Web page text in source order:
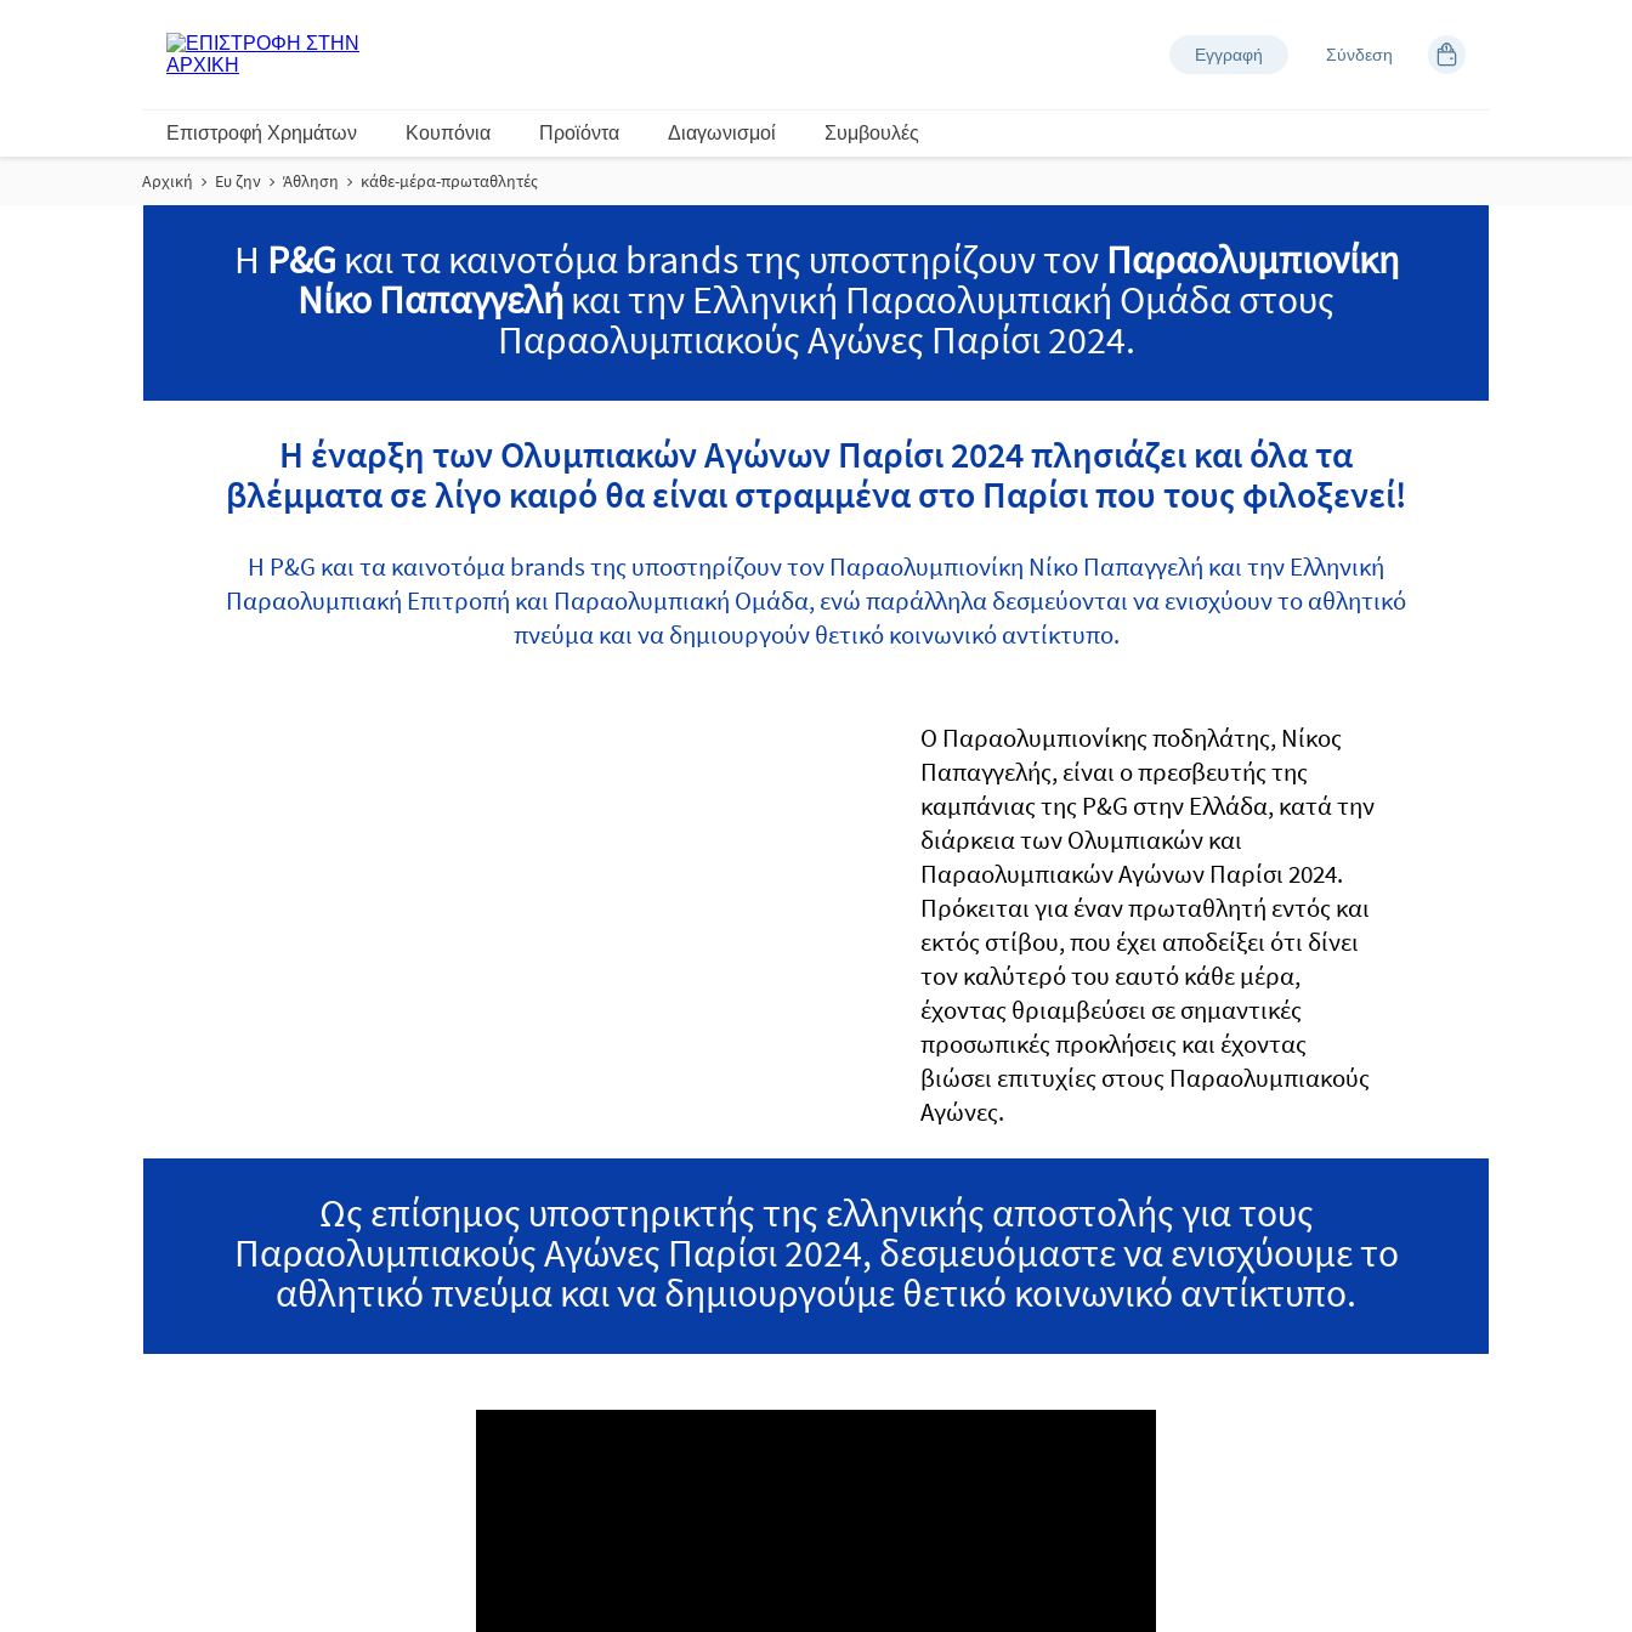
Εγγραφή Σύνδεση
Επιστροφή Χρημάτων Κουπόνια Προϊόντα Διαγωνισμοί Συμβουλές
Αρχική Ευ ζην Άθληση κάθε-μέρα-πρωταθλητές
H P&G και τα καινοτόμα brands της υποστηρίζουν τον Παραολυμπιονίκη
Νίκο Παπαγγελή και την Ελληνική Παραολυμπιακή Ομάδα στους
Παραολυμπιακούς Αγώνες Παρίσι 2024.
Η έναρξη των Ολυμπιακών Αγώνων Παρίσι 2024 πλησιάζει και όλα τα
βλέμματα σε λίγο καιρό θα είναι στραμμένα στο Παρίσι που τους φιλοξενεί!
H P&G και τα καινοτόμα brands της υποστηρίζουν τον Παραολυμπιονίκη Νίκο Παπαγγελή και την Ελληνική
Παραολυμπιακή Επιτροπή και Παραολυμπιακή Ομάδα, ενώ παράλληλα δεσμεύονται να ενισχύουν το αθλητικό
πνεύμα και να δημιουργούν θετικό κοινωνικό αντίκτυπο.
Ο Παραολυμπιονίκης ποδηλάτης, Νίκος
Παπαγγελής, είναι ο πρεσβευτής της
καμπάνιας της P&G στην Ελλάδα, κατά την
διάρκεια των Ολυμπιακών και
Παραολυμπιακών Αγώνων Παρίσι 2024.
Πρόκειται για έναν πρωταθλητή εντός και
εκτός στίβου, που έχει αποδείξει ότι δίνει
τον καλύτερό του εαυτό κάθε μέρα,
έχοντας θριαμβεύσει σε σημαντικές
προσωπικές προκλήσεις και έχοντας
βιώσει επιτυχίες στους Παραολυμπιακούς
Αγώνες.
Ως επίσημος υποστηρικτής της ελληνικής αποστολής για τους
Παραολυμπιακούς Αγώνες Παρίσι 2024, δεσμευόμαστε να ενισχύουμε το
αθλητικό πνεύμα και να δημιουργούμε θετικό κοινωνικό αντίκτυπο.